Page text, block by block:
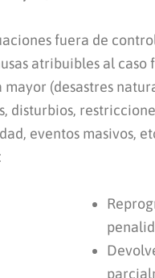
fuera de
atribuibles al
mayor (desastres
disturbios,
eventos masivos,